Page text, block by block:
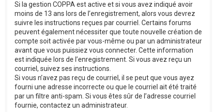
Si la gestion COPPA est active et si vous avez indiqué avoir
moins de 13 ans lors de l’enregistrement, alors vous devrez
suivre les instructions reçues par courriel. Certains forums
peuvent également nécessiter que toute nouvelle création de
compte soit activée par vous-même ou par un administrateur
avant que vous puissiez vous connecter. Cette information
est indiquée lors de l’enregistrement. Si vous avez reçu un
courriel, suivez ses instructions.
Si vous n’avez pas reçu de courriel, il se peut que vous ayez
fourni une adresse incorrecte ou que le courriel ait été traité
par un filtre anti-spam. Si vous êtes sûr de l’adresse courriel
fournie, contactez un administrateur.